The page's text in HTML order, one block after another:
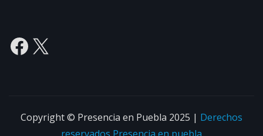
Facebook
X
Copyright © Presencia en Puebla 2025 | Derechos